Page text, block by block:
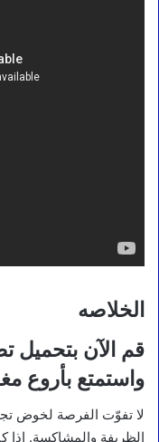
الخلاصه
واستمتع بأروع
الظريفة والمشاكسة. إذا